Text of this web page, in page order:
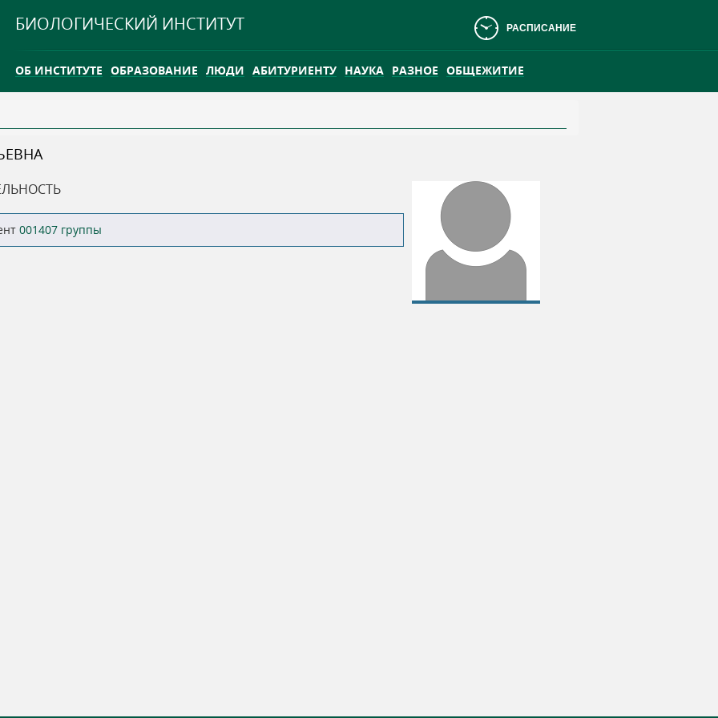
БИОЛОГИЧЕСКИЙ ИНСТИТУТ РАСПИСАНИЕ
ОБ ИНСТИТУТЕ ОБРАЗОВАНИЕ ЛЮДИ АБИТУРИЕНТУ НАУКА РАЗНОЕ ОБЩЕЖИТИЕ
ТГУ ОТКРЫЛ ИССЛЕДОВАТЕЛЬСКУЮ СТАНЦИЮ НА ВАСЮГАНСКОМ БОЛОТЕ
001407 группы